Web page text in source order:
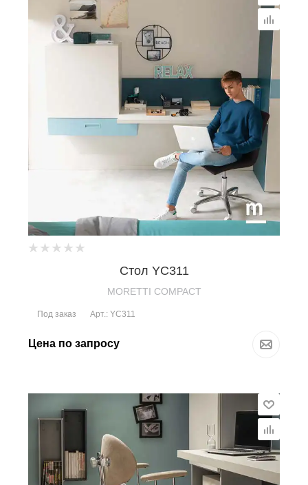
Стол YC311
MORETTI COMPACT
Под заказ Арт.: YC311
Цена по запросу